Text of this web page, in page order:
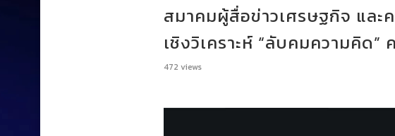
สมาคมผู้สื่อข่าวเศรษฐกิจ แล
เชิงวิเคราะห์ “ลับคมความคิด”
472 views